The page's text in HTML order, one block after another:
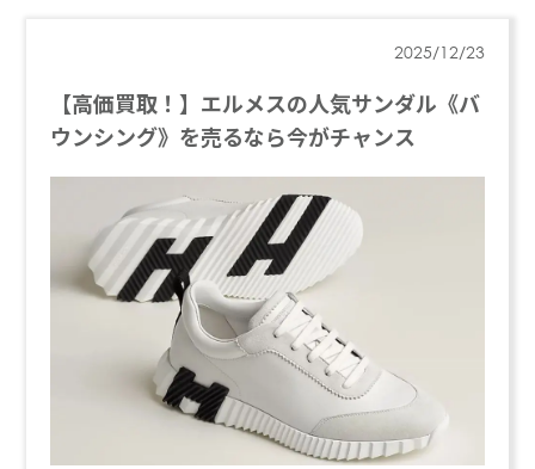
2025/12/23
【高価買取！】エルメスの人気サンダル《バ
ウンシング》を売るなら今がチャンス